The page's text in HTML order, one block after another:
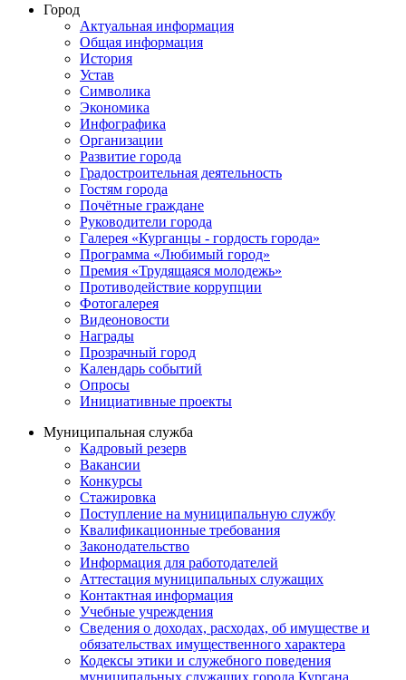
Город
Актуальная информация
Общая информация
История
Устав
Символика
Экономика
Инфографика
Организации
Развитие города
Градостроительная деятельность
Гостям города
Почётные граждане
Руководители города
Галерея «Курганцы - гордость города»
Программа «Любимый город»
Премия «Трудящаяся молодежь»
Противодействие коррупции
Фотогалерея
Видеоновости
Награды
Прозрачный город
Календарь событий
Опросы
Инициативные проекты
Муниципальная служба
Кадровый резерв
Вакансии
Конкурсы
Стажировка
Поступление на муниципальную службу
Квалификационные требования
Законодательство
Информация для работодателей
Аттестация муниципальных служащих
Контактная информация
Учебные учреждения
Сведения о доходах, расходах, об имуществе и
обязательствах имущественного характера
Кодексы этики и служебного поведения
муниципальных служащих города Кургана